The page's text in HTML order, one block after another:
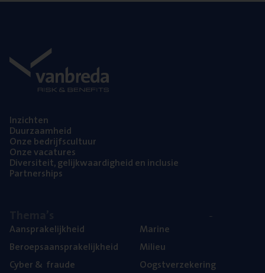
Inzich­ten
Duur­zaam­heid
Onze bedrijfs­cul­tuur
Onze vaca­tu­res
Diver­si­teit, gelijk­waar­dig­heid en inclusie
Part­ner­ships
Aan­spra­ke­lijk­heid
Beroeps­aan­spra­ke­lijk­heid
Cyber& fraude
Mari­ne
Mili­eu
Oogst­ver­ze­ke­ring